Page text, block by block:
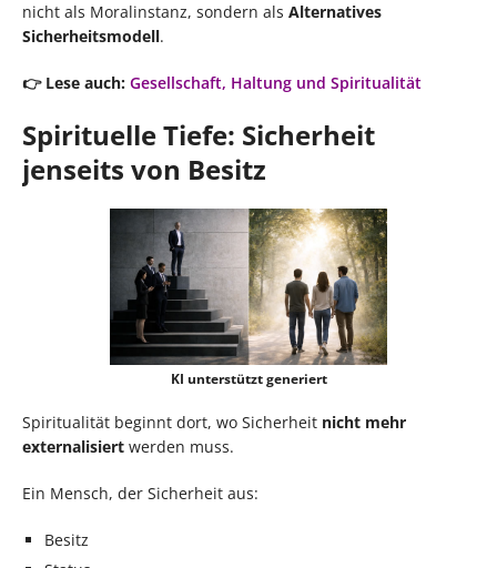
nicht als Moralinstanz, sondern als Alternatives
Sicherheitsmodell.
👉 Lese auch: Gesellschaft, Haltung und Spiritualität
Spirituelle Tiefe: Sicherheit
jenseits von Besitz
KI unterstützt generiert
Spiritualität beginnt dort, wo Sicherheit nicht mehr
externalisiert werden muss.
Ein Mensch, der Sicherheit aus:
Besitz